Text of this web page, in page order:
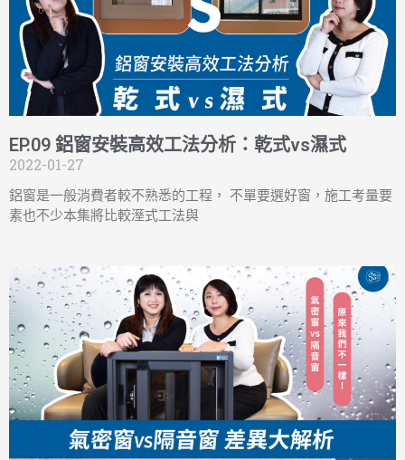
EP.09 鋁窗安裝高效工法分析：乾式vs濕式
2022-01-27
鋁窗是一般消費者較不熟悉的工程， 不單要選好窗，施工考量要
素也不少本集將比較溼式工法與